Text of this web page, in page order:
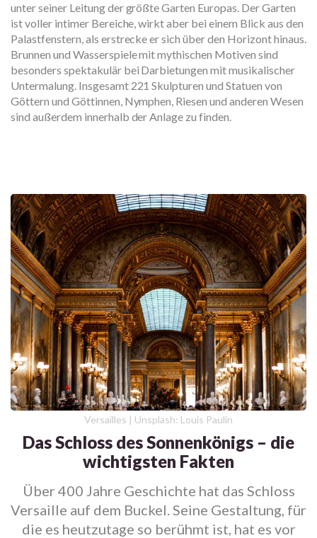
unter seiner Leitung der größte Garten Europas. Der Garten
ist voller intimer Bereiche, wirkt aber bei einem Blick aus den
Palastfenstern, als erstrecke er sich über den Horizont hinaus.
Brunnen und Wasserspiele mit mythischen Motiven sind
besonders spektakulär bei Darbietungen mit musikalischer
Untermalung. Insgesamt 221 Skulpturen und Statuen von
Göttern und Göttinnen, Nymphen, Riesen und anderen Wesen
sind außerdem innerhalb der Anlage zu finden.
Versailles | Unsplash: Louis Paulin
Das Schloss des Sonnenkönigs – die
wichtigsten Fakten
Über 400 Jahre Geschichte hat das Schloss
Versaille auf dem Buckel. Seine Gestaltung, für
die es heutzutage so berühmt ist, hat es vor